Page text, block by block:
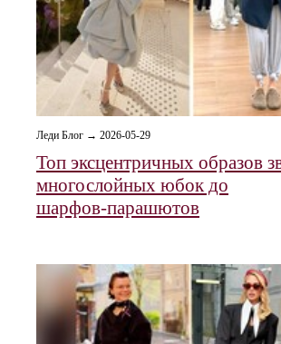
Леди Блог → 2026-05-29
Топ эксцентричных образов
многослойных юбок до
шарфов‑парашютов